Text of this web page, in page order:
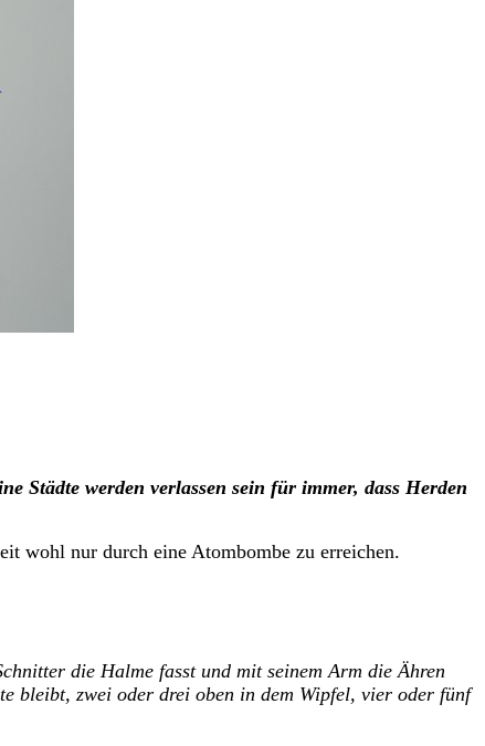
Städte werden verlassen sein für immer, dass Herden
wohl nur durch eine Atombombe zu erreichen.
die Halme fasst und mit seinem Arm die Ähren
bleibt, zwei oder drei oben in dem Wipfel, vier oder fünf